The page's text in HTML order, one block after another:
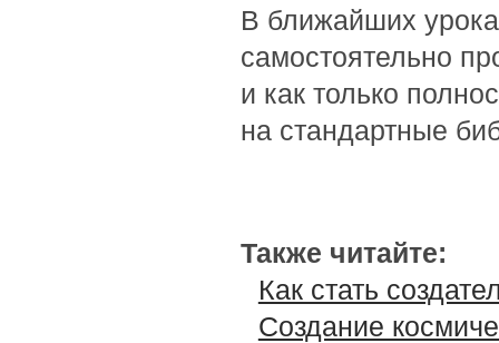
В ближайших
самостоятельно
и как только
на стандартные
Также читайте:
Как стать
Создание